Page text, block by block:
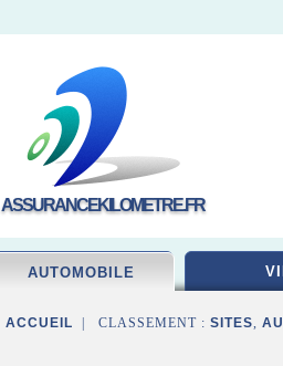
ASSURANCEKILOMETRE.FR
AUTOMOBILE
ACCUEIL | CLASSEMENT : SITES,